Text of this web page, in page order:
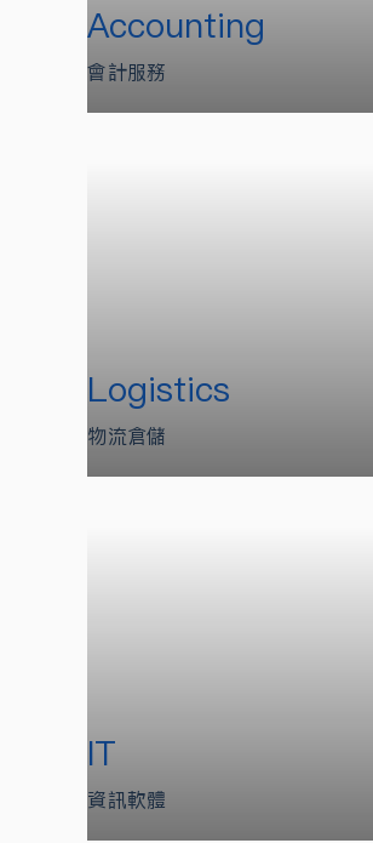
Accounting
會計服務
Logistics
物流倉儲
IT
資訊軟體